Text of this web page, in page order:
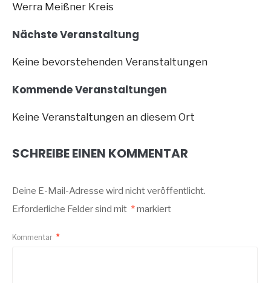
Werra Meißner Kreis
Nächste Veranstaltung
Keine bevorstehenden Veranstaltungen
Kommende Veranstaltungen
Keine Veranstaltungen an diesem Ort
SCHREIBE EINEN KOMMENTAR
Deine E-Mail-Adresse wird nicht veröffentlicht.
Erforderliche Felder sind mit *markiert
Kommentar *